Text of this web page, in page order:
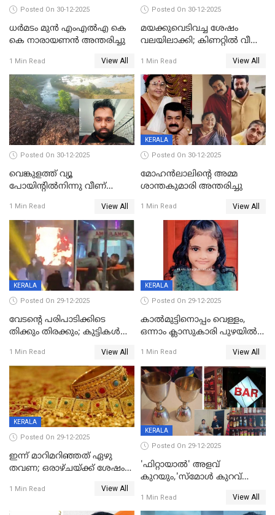
Posted On 30-12-2025
ധർമടം മുൻ എംഎല്‍എ കെ
കെ നാരായണന്‍ അന്തരിച്ചു
1 Min Read View All
Posted On 30-12-2025
മയക്കുവെടിവച്ച ശേഷം
വലയിലാക്കി; കിണറ്റിൽ വീണ
1 Min Read View All
Posted On 30-12-2025
വെങ്കുളത്ത് വ്യൂ
പോയിന്റിൽനിന്നു വീണ്
1 Min Read View All
KERALA
Posted On 30-12-2025
മോഹന്‍ലാലിന്‍റെ അമ്മ
ശാന്തകുമാരി അന്തരിച്ചു
1 Min Read View All
KERALA
Posted On 29-12-2025
വേടന്റെ പരിപാടിക്കിടെ
തിക്കും തിരക്കും; കുട്ടികള്‍
പരിക്ക്; പാളം മറികടന്ന
യുവാവ് ട്രെയിന്‍ തട്ടി മരിച്ചു
1 Min Read View All
KERALA
Posted On 29-12-2025
കാൽമുട്ടിനൊപ്പം വെള്ളം,
ഒന്നാം ക്ലാസുകാരി പുഴയിൽ
കുട്ടികൾക്കൊപ്പം
കളിക്കുന്നതിനിടെ
1 Min Read View All
KERALA
Posted On 29-12-2025
ഇന്ന് മാറിമറിഞ്ഞത് ഏഴു
തവണ; ഒരാഴ്ചയ്ക്ക് ശേഷം
1 Min Read View All
KERALA
Posted On 29-12-2025
'ഫിറ്റായാൽ' അളവ്
കുറയും,'സ്‌മോൾ കുറവ്
പിഴ
1 Min Read View All